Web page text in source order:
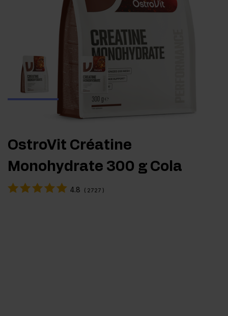
OstroVit Créatine
Monohydrate 300 g Cola
4.8 ( 2727 )